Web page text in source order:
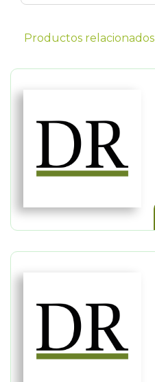
Productos relacionados